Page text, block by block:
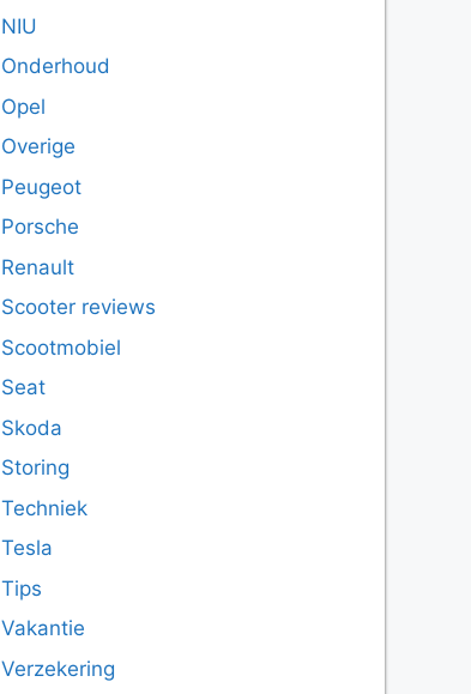
NIU
Onderhoud
Opel
Overige
Peugeot
Porsche
Renault
Scooter reviews
Scootmobiel
Seat
Skoda
Storing
Techniek
Tesla
Tips
Vakantie
Verzekering